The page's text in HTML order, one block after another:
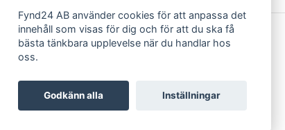
Fynd24 AB använder cookies för att anpassa det
innehåll som visas för dig och för att du ska få
bästa tänkbara upplevelse när du handlar hos
oss.
Godkänn alla Inställningar